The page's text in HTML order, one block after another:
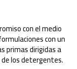
con el medio
con un
primas dirigidas a
los detergentes.